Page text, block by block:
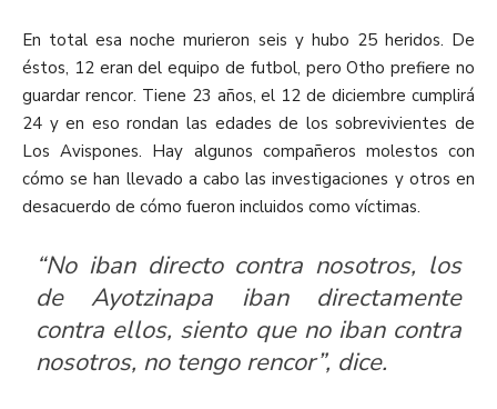
En total esa noche murieron seis y hubo 25 heridos. De
éstos, 12 eran del equipo de futbol, pero Otho prefiere no
guardar rencor. Tiene 23 años, el 12 de diciembre cumplirá
24 y en eso rondan las edades de los sobrevivientes de
Los Avispones. Hay algunos compañeros molestos con
cómo se han llevado a cabo las investigaciones y otros en
desacuerdo de cómo fueron incluidos como víctimas.
“No iban directo contra nosotros, los
de Ayotzinapa iban directamente
contra ellos, siento que no iban contra
nosotros, no tengo rencor”, dice.